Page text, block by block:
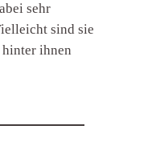
sehr
sind sie
hinter ihnen